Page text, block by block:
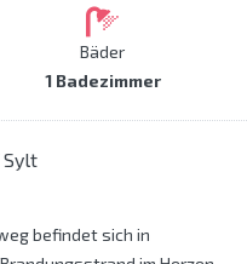
Bäder
1 Badezimmer
Sylt
befindet sich in